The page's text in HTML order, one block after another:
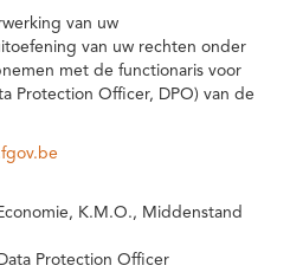
van uw
van uw rechten onder
met de functionaris voor
Protection Officer, DPO) van de
K.M.O., Middenstand
Protection Officer